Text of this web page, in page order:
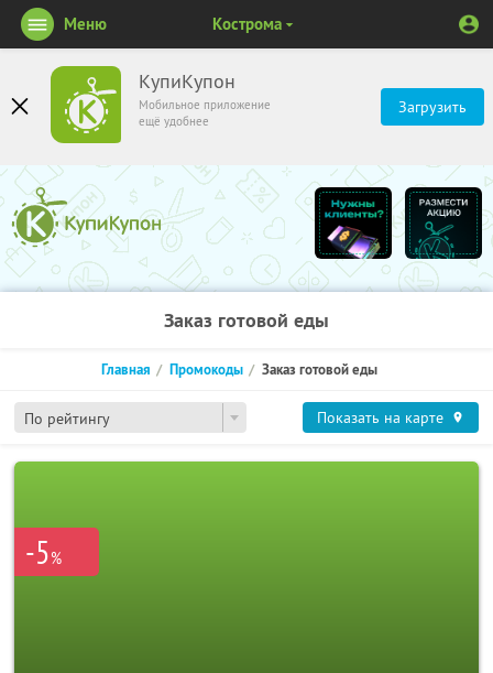
КупиКупон
Мобильное приложение
ещё удобнее
Загрузить
Меню Кострома
Заказ готовой еды
По рейтингу
Главная Промокоды Заказ готовой еды
Показать на карте
-5%